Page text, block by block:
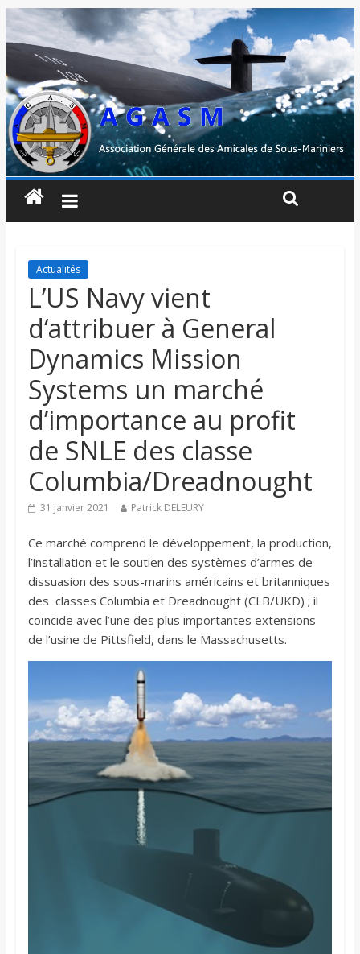
Actualités
L’US Navy vient
d‘attribuer à General
Dynamics Mission
Systems un marché
d’importance au profit
de SNLE des classe
Columbia/Dreadnought
31 janvier 2021 Patrick DELEURY
Ce marché comprend le développement, la production,
l’installation et le soutien des systèmes d’armes de
dissuasion des sous-marins américains et britanniques
des classes Columbia et Dreadnought (CLB/UKD) ; il
coïncide avec l’une des plus importantes extensions
de l’usine de Pittsfield, dans le Massachusetts.